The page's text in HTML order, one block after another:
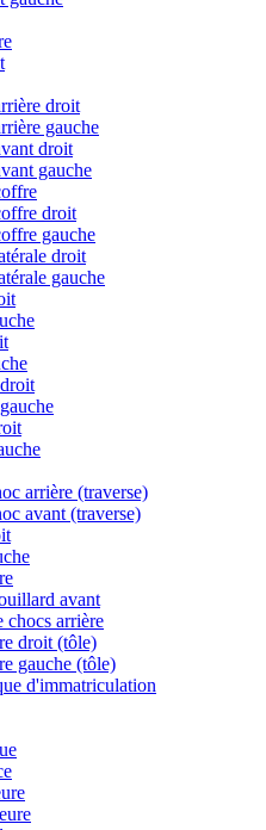
droit
gauche
droit
gauche
droit
gauche
droit
gauche
arrière (traverse)
avant (traverse)
avant
chocs arrière
droit (tôle)
gauche (tôle)
d'immatriculation